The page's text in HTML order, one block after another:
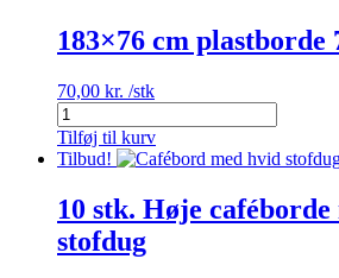
183×76 cm plastborde
70,00 kr. /stk
183x76
cm
plastborde
antal
Tilføj til kurv
Tilbud!
10 stk. Høje
stofdug